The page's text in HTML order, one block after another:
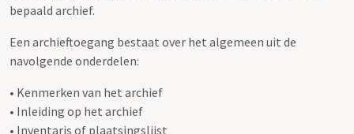
bepaald archief.
Een archieftoegang bestaat over het algemeen uit de
navolgende onderdelen:
• Kenmerken van het archief
• Inleiding op het archief
• Inventaris of plaatsingslijst